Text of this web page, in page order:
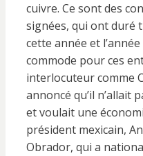
cuivre. Ce sont des
signées, qui ont duré
cette année et
commode pour ces
interlocuteur comme
annoncé qu’il n’allait
et voulait une
président mexicain,
Obrador, qui a